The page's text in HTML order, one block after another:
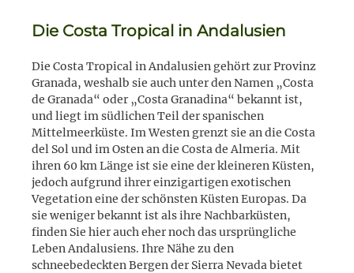
Die Costa Tropical in Andalusien
Die Costa Tropical in Andalusien gehört zur Provinz
Granada, weshalb sie auch unter den Namen „Costa
de Granada“ oder „Costa Granadina“ bekannt ist,
und liegt im südlichen Teil der spanischen
Mittelmeerküste. Im Westen grenzt sie an die Costa
del Sol und im Osten an die Costa de Almeria. Mit
ihren 60 km Länge ist sie eine der kleineren Küsten,
jedoch aufgrund ihrer einzigartigen exotischen
Vegetation eine der schönsten Küsten Europas. Da
sie weniger bekannt ist als ihre Nachbarküsten,
finden Sie hier auch eher noch das ursprüngliche
Leben Andalusiens. Ihre Nähe zu den
schneebedeckten Bergen der Sierra Nevada bietet